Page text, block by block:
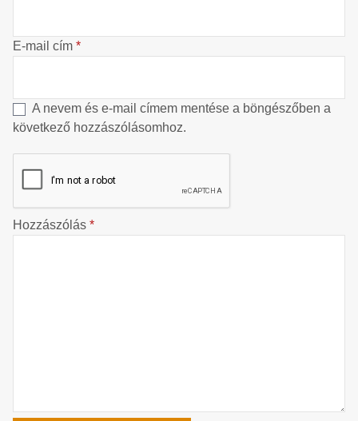
E-mail cím *
A nevem és e-mail címem mentése a böngészőben a
következő hozzászólásomhoz.
Hozzászólás *